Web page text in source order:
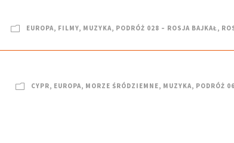
EUROPA, FILMY, MUZYKA, PODRÓŻ 028 – ROSJA BAJKAŁ,
CYPR, EUROPA, MORZE ŚRÓDZIEMNE, MUZYKA, PODRÓŻ